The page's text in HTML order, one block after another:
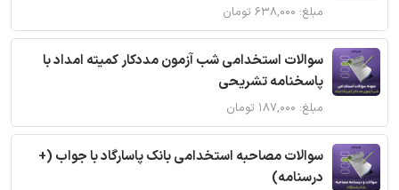
مبلغ: ۶۳۸,۰۰۰ تومان
سوالات استخدامی شب آزمون مددکار کمیته امداد با
پاسخنامه تشریحی
مبلغ: ۱۸۷,۰۰۰ تومان
سوالات مصاحبه استخدامی بانک پاسارگاد با جواب (+
درسنامه)